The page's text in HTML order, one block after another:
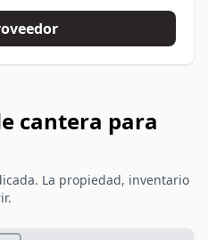
cantera para
La propiedad, inventario